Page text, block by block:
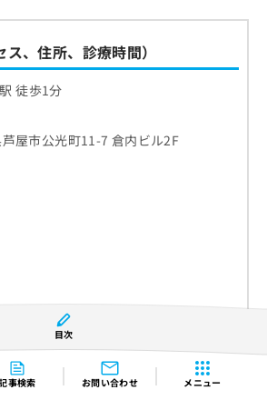
事検索 お問い合わせ メニュー
、住所、診療時間）
徒歩1分
屋市公光町11-7 倉内ビル2F
目次